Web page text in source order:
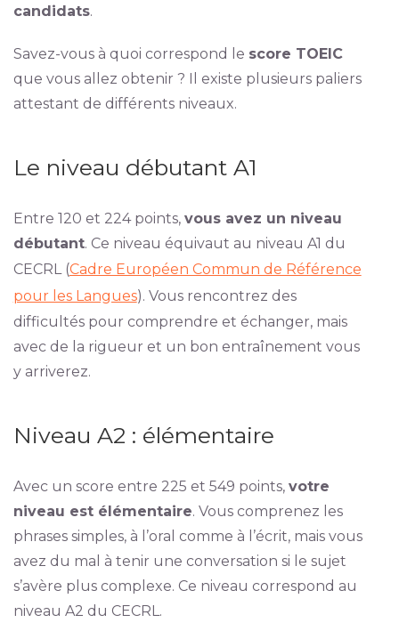
candidats.
Savez-vous à quoi correspond le score TOEIC
que vous allez obtenir ? Il existe plusieurs paliers
attestant de différents niveaux.
Le niveau débutant A1
Entre 120 et 224 points, vous avez un niveau
débutant. Ce niveau équivaut au niveau A1 du
CECRL (Cadre Européen Commun de Référence
pour les Langues). Vous rencontrez des
difficultés pour comprendre et échanger, mais
avec de la rigueur et un bon entraînement vous
y arriverez.
Niveau A2 : élémentaire
Avec un score entre 225 et 549 points, votre
niveau est élémentaire. Vous comprenez les
phrases simples, à l’oral comme à l’écrit, mais vous
avez du mal à tenir une conversation si le sujet
s’avère plus complexe. Ce niveau correspond au
niveau A2 du CECRL.